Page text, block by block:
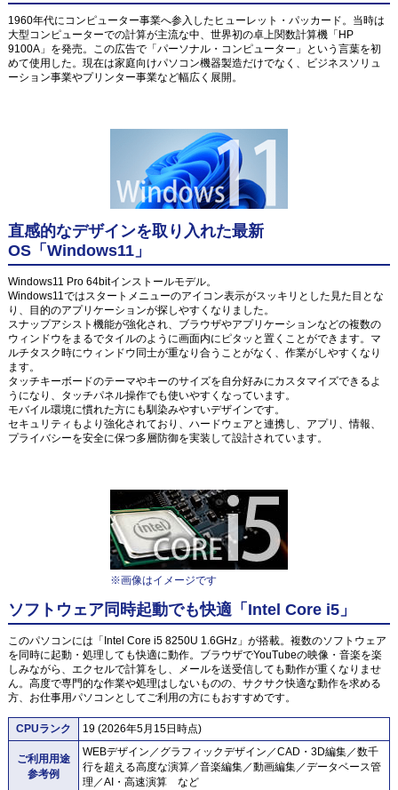
1960年代にコンピューター事業へ参入したヒューレット・パッカード。当時は
大型コンピューターでの計算が主流な中、世界初の卓上関数計算機「HP
9100A」を発売。この広告で「パーソナル・コンピューター」という言葉を初
めて使用した。現在は家庭向けパソコン機器製造だけでなく、ビジネスソリュ
ーション事業やプリンター事業など幅広く展開。
直感的なデザインを取り入れた最新
OS「Windows11」
Windows11 Pro 64bitインストールモデル。
Windows11ではスタートメニューのアイコン表示がスッキリとした見た目とな
り、目的のアプリケーションが探しやすくなりました。
スナップアシスト機能が強化され、ブラウザやアプリケーションなどの複数の
ウィンドウをまるでタイルのように画面内にピタッと置くことができます。マ
ルチタスク時にウィンドウ同士が重なり合うことがなく、作業がしやすくなり
ます。
タッチキーボードのテーマやキーのサイズを自分好みにカスタマイズできるよ
うになり、タッチパネル操作でも使いやすくなっています。
モバイル環境に慣れた方にも馴染みやすいデザインです。
セキュリティもより強化されており、ハードウェアと連携し、アプリ、情報、
プライバシーを安全に保つ多層防御を実装して設計されています。
※画像はイメージです
ソフトウェア同時起動でも快適「Intel Core i5」
このパソコンには「Intel Core i5 8250U 1.6GHz」が搭載。複数のソフトウェア
を同時に起動・処理しても快適に動作。ブラウザでYouTubeの映像・音楽を楽
しみながら、エクセルで計算をし、メールを送受信しても動作が重くなりませ
ん。高度で専門的な作業や処理はしないものの、サクサク快適な動作を求める
方、お仕事用パソコンとしてご利用の方にもおすすめです。
CPUランク 19 (2026年5月15日時点)
ご利用用途
参考例
WEBデザイン／グラフィックデザイン／CAD・3D編集／数千
行を超える高度な演算／音楽編集／動画編集／データベース管
理／AI・高速演算 など